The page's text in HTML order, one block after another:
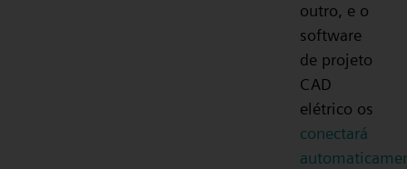
outro, e o
software
de projeto
CAD
elétrico os
conectará